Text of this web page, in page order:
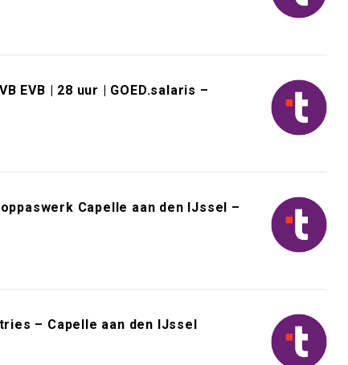
EVB | 28 uur | GOED.salaris –
Capelle aan den IJssel –
– Capelle aan den IJssel